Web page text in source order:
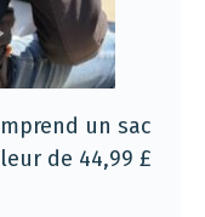
un sac
de 44,99 £